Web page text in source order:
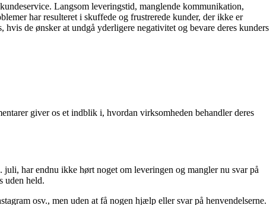
Langsom leveringstid, manglende kommunikation,
har resulteret i skuffede og frustrerede kunder, der ikke er
de ønsker at undgå yderligere negativitet og bevare deres kunders
giver os et indblik i, hvordan virksomheden behandler deres
har endnu ikke hørt noget om leveringen og mangler nu svar på
uden held.
osv., men uden at få nogen hjælp eller svar på henvendelserne.